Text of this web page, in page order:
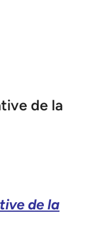
de la
de la